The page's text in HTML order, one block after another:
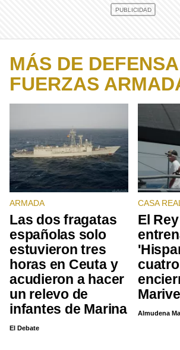
MÁS DE
FUERZAS
ARMADA
Las dos fragatas
españolas solo
estuvieron tres
horas en Ceuta y
acudieron a hacer
un relevo de
infantes de Marina
El Debate
CASA REAL
El
Almudena